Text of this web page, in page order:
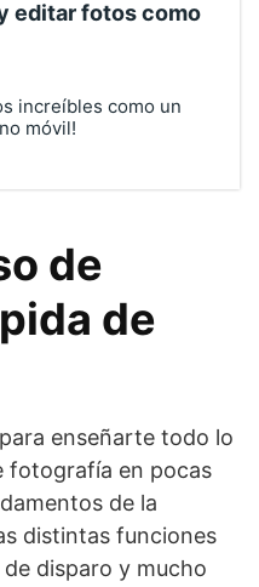
editar fotos como
increíbles como un
móvil!
de
de
enseñarte todo lo
fotografía en pocas
de la
distintas funciones
disparo y mucho